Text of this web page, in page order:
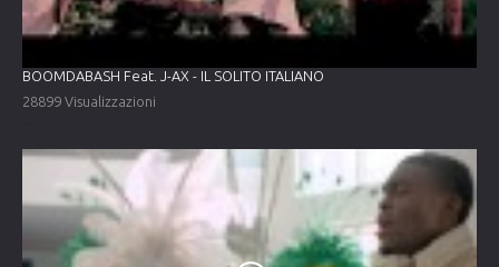
BOOMDABASH Feat. J-AX - IL SOLITO ITALIANO
28899 Visualizzazioni